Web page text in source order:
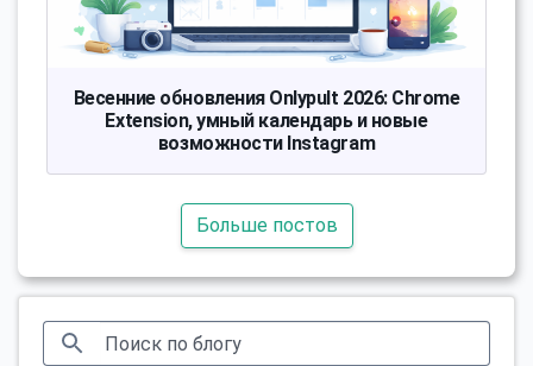
Весенние обновления Onlypult 2026: Chrome
Extension, умный календарь и новые
возможности Instagram
Больше постов